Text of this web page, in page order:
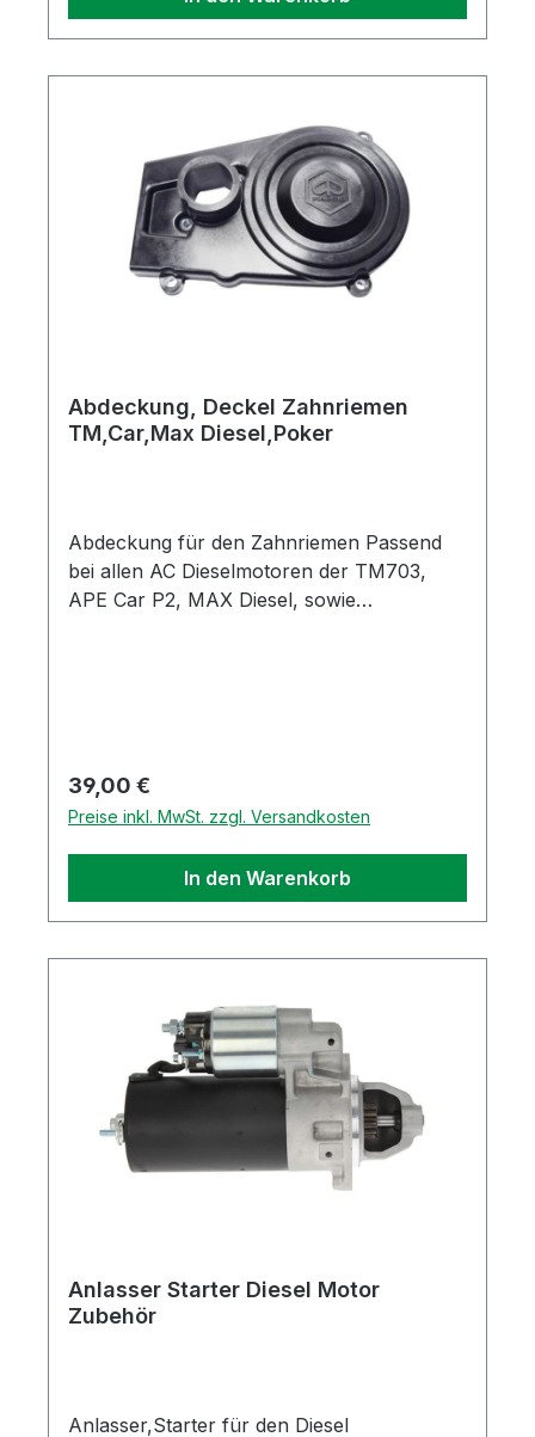
Abdeckung, Deckel Zahnriemen
TM,Car,Max Diesel,Poker
Abdeckung für den Zahnriemen Passend
bei allen AC Dieselmotoren der TM703,
APE Car P2, MAX Diesel, sowie
Regulärer Preis:
39,00 €
Preise inkl. MwSt. zzgl. Versandkosten
In den Warenkorb
Anlasser Starter Diesel Motor
Zubehör
Anlasser,Starter für den Diesel